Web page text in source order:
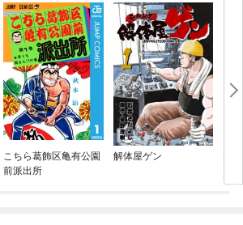
こちら葛飾区亀有公園
前派出所
解体屋ゲン